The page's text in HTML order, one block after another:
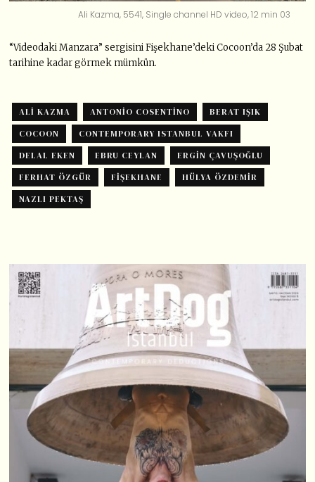
Ali Kazma, 5541, Single channel HD video, 12 min 03
“Videodaki Manzara” sergisini Fişekhane’deki Cocoon’da 28 Şubat
tarihine kadar görmek mümkün.
ALI KAZMA ANTONIO COSENTINO
BERAT IŞIK
COCOON
CONTEMPORARY ISTANBUL VAKFI
DELAL EKEN
EBRU CEYLAN
ERGIN ÇAVUŞOĞLU
FERHAT ÖZGÜR
FIŞEKHANE
HÜLYA ÖZDEMIR
NAZLI PEKTAŞ